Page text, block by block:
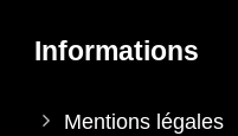
Informations
Mentions légales